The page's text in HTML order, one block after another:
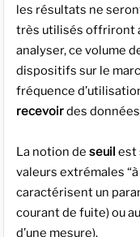
les résultats ne
très utilisés offriront
analyser, ce volume
dispositifs sur le
fréquence
recevoirdes données
La notion de seuil est
valeurs extrémales
caractérisent un
courant de fuite) ou
d’une mesure).